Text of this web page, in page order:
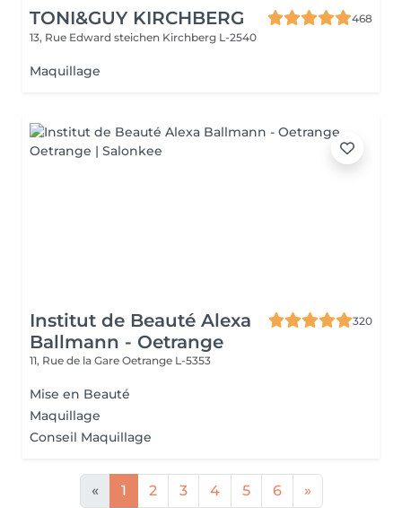
TONI&GUY KIRCHBERG
468
13, Rue Edward steichen Kirchberg L-2540
Maquillage
Institut de Beauté Alexa
Ballmann - Oetrange
320
11, Rue de la Gare Oetrange L-5353
Mise en Beauté
Maquillage
Conseil Maquillage
« 1 2 3 4 5 6 »